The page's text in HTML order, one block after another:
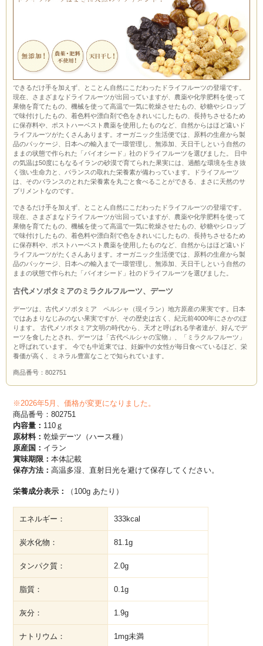
できるだけ手を加えず、とことん自然にこだわったドライフルーツの登場です。
現在、さまざまなドライフルーツが出回っていますが、農薬や化学肥料を使って
果物を育てたもの、機械を使って高温で一気に乾燥させたもの、砂糖やシロップ
で味付けしたもの、着色料や漂白剤で色をきれいにしたもの、長持ちさせるため
に保存料や、ポストハーベスト農薬を使用したものなど、自然からはほど遠いド
ライフルーツがたくさんあります。オーガニック生活便では、原料の生産から製
品のパッケージ、日本への輸入まで一環管理し、無添加、天日干しという自然の
ままの状態で作られた「バイオシード」社のドライフルーツを選びました。 日中
の気温は50度にもなるイランの砂漠で育てられた果実には、過酷な環境を生き抜
く強い生命力と、バランスの取れた栄養素が備わっています。ドライフルーツ
は、そのバランスのとれた栄養素を丸ごと食べることができる、まさに天然のサ
プリメントなのです。
できるだけ手を加えず、とことん自然にこだわったドライフルーツの登場です。
現在、さまざまなドライフルーツが出回っていますが、農薬や化学肥料を使って
果物を育てたもの、機械を使って高温で一気に乾燥させたもの、砂糖やシロップ
で味付けしたもの、着色料や漂白剤で色をきれいにしたもの、長持ちさせるため
に保存料や、ポストハーベスト農薬を使用したものなど、自然からはほど遠いド
ライフルーツがたくさんあります。オーガニック生活便では、原料の生産から製
品のパッケージ、日本への輸入まで一環管理し、無添加、天日干しという自然の
ままの状態で作られた「バイオシード」社のドライフルーツを選びました。
古代メソポタミアのミラクルフルーツ、デーツ
デーツは、古代メソポタミア ペルシャ（現イラン）地方原産の果実です。日本
ではあまりなじみのない果実ですが、その歴史は古く、紀元前4000年にさかのぼ
ります。 古代メソポタミア文明の時代から、天才と呼ばれる学者達が、好んでデ
ーツを食したとされ、デーツは「古代ペルシャの宝物」、「ミラクルフルーツ」
と呼ばれています。 今でも中近東では、妊娠中の女性が毎日食べているほど、栄
養価が高く、ミネラル豊富なことで知られています。
商品番号：802751
※2026年5月、価格が変更になりました。
商品番号：802751
内容量： 110ｇ
原材料：乾燥デーツ（ハース種）
原産国： イラン
賞味期限：本体記載
保存方法：高温多湿、直射日光を避けて保存してください。
栄養成分表示： （100g あたり）
エネルギー： 333kcal
炭水化物： 81.1g
タンパク質： 2.0g
脂質： 0.1g
灰分： 1.9g
ナトリウム： 1mg未満